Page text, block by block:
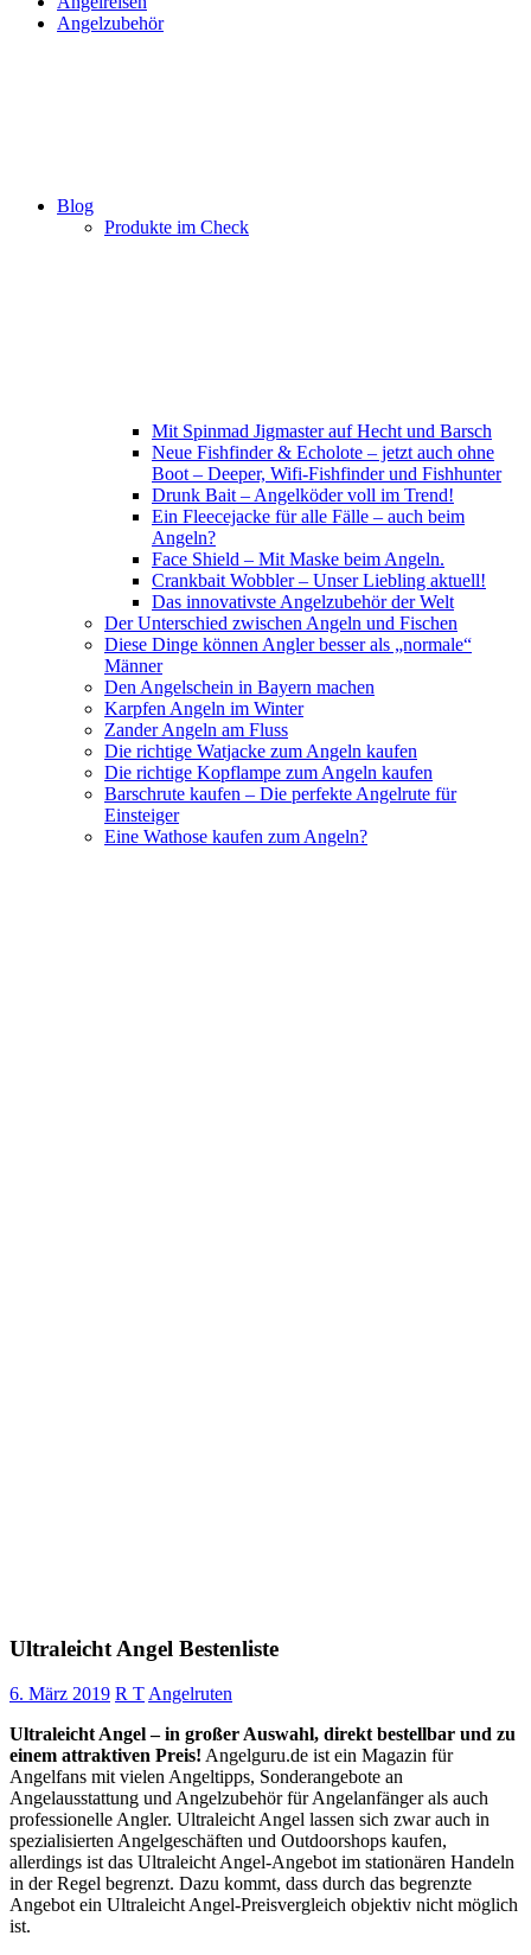
Angelzubehör
Blog
Produkte im Check
Mit Spinmad Jigmaster auf Hecht und Barsch
Neue Fishfinder & Echolote – jetzt auch ohne
Boot – Deeper, Wifi-Fishfinder und Fishhunter
Drunk Bait – Angelköder voll im Trend!
Ein Fleecejacke für alle Fälle – auch beim
Angeln?
Face Shield – Mit Maske beim Angeln.
Crankbait Wobbler – Unser Liebling aktuell!
Das innovativste Angelzubehör der Welt
Der Unterschied zwischen Angeln und Fischen
Diese Dinge können Angler besser als „normale“
Männer
Den Angelschein in Bayern machen
Karpfen Angeln im Winter
Zander Angeln am Fluss
Die richtige Watjacke zum Angeln kaufen
Die richtige Kopflampe zum Angeln kaufen
Barschrute kaufen – Die perfekte Angelrute für
Einsteiger
Eine Wathose kaufen zum Angeln?
Ultraleicht Angel Bestenliste
6. März 2019 R TAngelruten
Ultraleicht Angel – in großer Auswahl, direkt bestellbar und zu
einem attraktiven Preis! Angelguru.de ist ein Magazin für
Angelfans mit vielen Angeltipps, Sonderangebote an
Angelausstattung und Angelzubehör für Angelanfänger als auch
professionelle Angler. Ultraleicht Angel lassen sich zwar auch in
spezialisierten Angelgeschäften und Outdoorshops kaufen,
allerdings ist das Ultraleicht Angel-Angebot im stationären Handeln
in der Regel begrenzt. Dazu kommt, dass durch das begrenzte
Angebot ein Ultraleicht Angel-Preisvergleich objektiv nicht möglich
ist.